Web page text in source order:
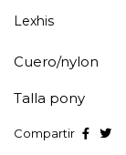
Lexhis
Cuero/nylon
Talla pony
Compartir